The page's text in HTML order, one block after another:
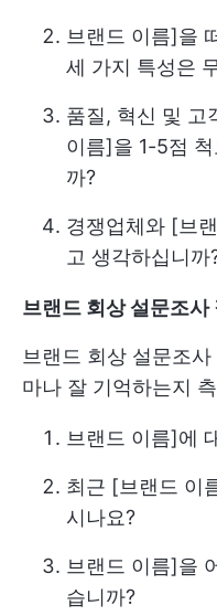
브랜드 이름]을
세 가지 특성은
품질, 혁신 및 고
이름]을 1-5점
까?
경쟁업체와 [브
고 생각하십니까
브랜드 회상 설문조사
브랜드 회상 설문조
마나 잘 기억하는지
브랜드 이름]에
최근 [브랜드 이
시나요?
브랜드 이름]을
습니까?